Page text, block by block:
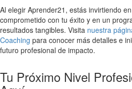
Al elegir Aprender21, estás invirtiendo
comprometido con tu éxito y en un
resultados tangibles. Visita nuestra
Coaching para conocer más detalles e
futuro profesional de impacto.
Tu Próximo Nivel